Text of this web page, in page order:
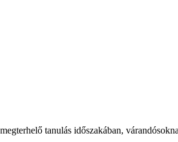
tanulás időszakában,